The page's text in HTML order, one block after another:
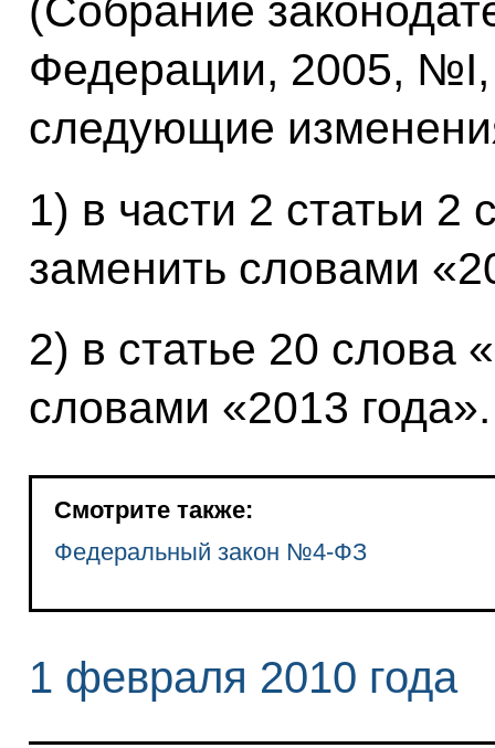
(Собрание
Федерации, 2005, №I,
следующие
1) в части 2 статьи 2
заменить словами
2) в статье 20 слова
словами «2013 года».
Смотрите также:
Федеральный закон №4-ФЗ
1 февраля 2010 года